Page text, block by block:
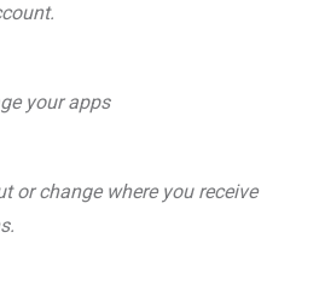
your apps
or change where you receive